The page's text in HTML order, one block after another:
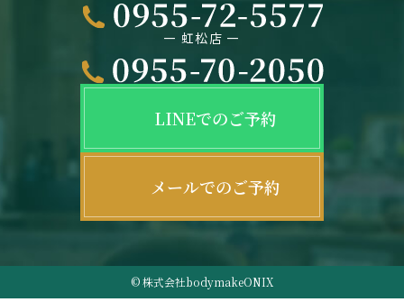
― 虹松店 ―
LINEでのご予約
メールでのご予約
© 株式会社bodymakeONIX